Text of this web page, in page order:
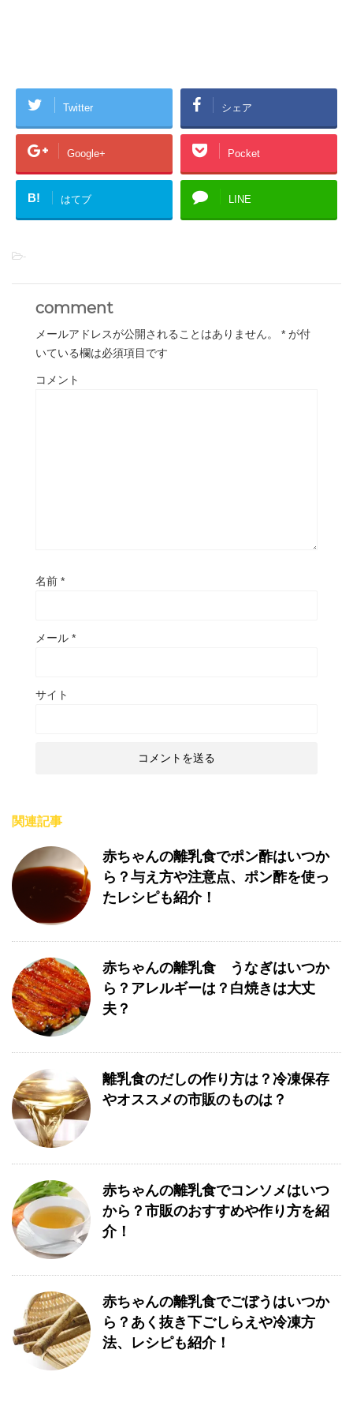
Twitter シェア
Google+ Pocket
B! はてブ LINE
-
comment
メールアドレスが公開されることはありません。 * が付
いている欄は必須項目です
コメント
名前 *
メール *
サイト
関連記事
赤ちゃんの離乳食でポン酢はいつか
ら？与え方や注意点、ポン酢を使っ
たレシピも紹介！
赤ちゃんの離乳食 うなぎはいつか
ら？アレルギーは？白焼きは大丈
夫？
離乳食のだしの作り方は？冷凍保存
やオススメの市販のものは？
赤ちゃんの離乳食でコンソメはいつ
から？市販のおすすめや作り方を紹
介！
赤ちゃんの離乳食でごぼうはいつか
ら？あく抜き下ごしらえや冷凍方
法、レシピも紹介！